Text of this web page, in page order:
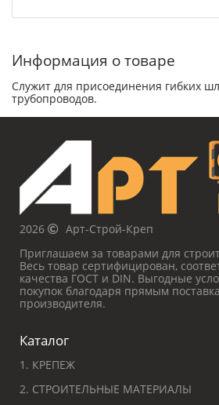
Информация о товаре
Служит для присоединения гибких
трубопроводов.
2026
Арт-Строй-Креп
Приглашаем за товарами для
Весь товар сертифицирован,
качества ГОСТ и DIN. Выгодные
покупок благодаря прямым
производителя.
Каталог
1. КРЕПЕЖ
2. СТРОИТЕЛЬНЫЕ МАТЕРИАЛЫ